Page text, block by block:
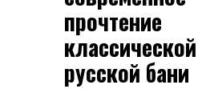
прочтение
классической
русской бани